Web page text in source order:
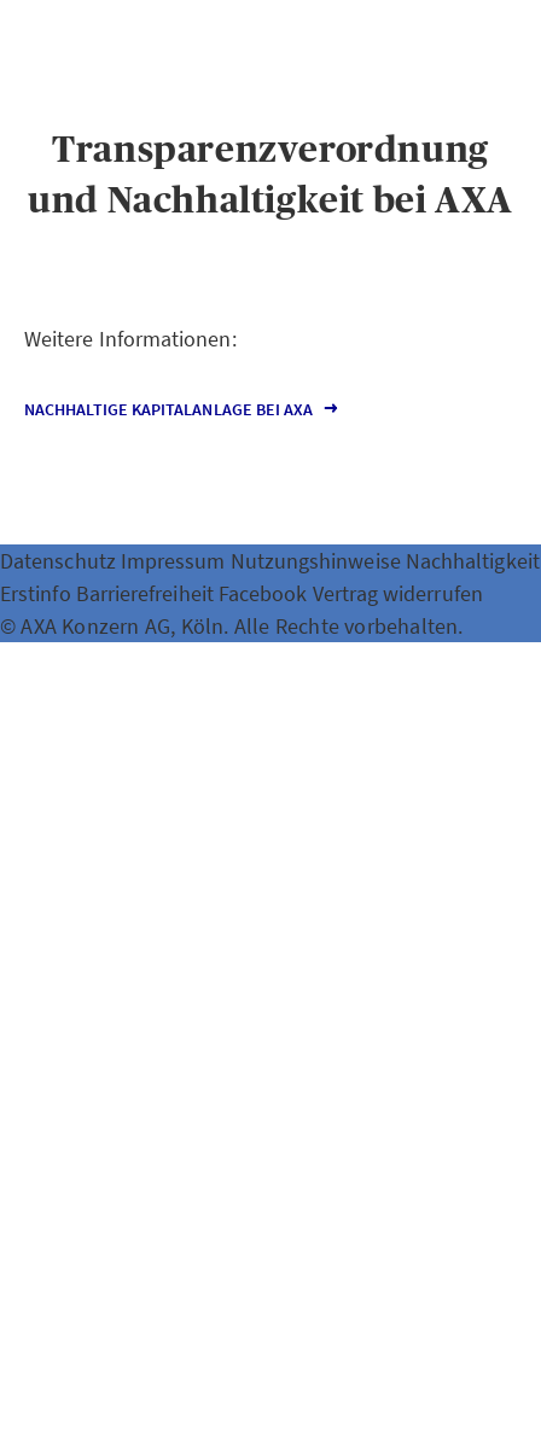
Transparenzverordnung
und Nachhaltigkeit bei AXA
Weitere Informationen:
NACHHALTIGE KAPITALANLAGE BEI AXA
Datenschutz Impressum Nutzungshinweise Nachhaltigkeit
Erstinfo Barrierefreiheit Facebook Vertrag widerrufen
© AXA Konzern AG, Köln. Alle Rechte vorbehalten.